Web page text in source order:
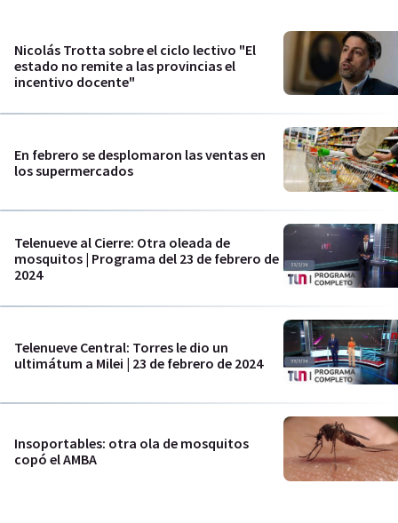
Nicolás Trotta sobre el ciclo lectivo "El
estado no remite a las provincias el
incentivo docente"
En febrero se desplomaron las ventas en
los supermercados
Telenueve al Cierre: Otra oleada de
mosquitos | Programa del 23 de febrero de
2024
Telenueve Central: Torres le dio un
ultimátum a Milei | 23 de febrero de 2024
Insoportables: otra ola de mosquitos
copó el AMBA